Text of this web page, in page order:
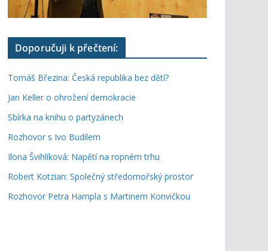
Doporučuji k přečtení:
Tomáš Březina: Česká republika bez dětí?
Jan Keller o ohrožení demokracie
Sbírka na knihu o partyzánech
Rozhovor s Ivo Budilem
Ilona Švihlíková: Napětí na ropném trhu
Robert Kotzian: Společný středomořský prostor
Rozhovor Petra Hampla s Martinem Konvičkou